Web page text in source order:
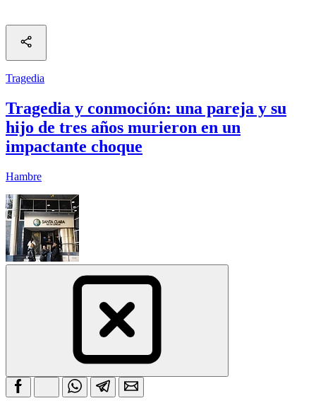
Tragedia
Tragedia y conmoción: una pareja y su
hijo de tres años murieron en un
impactante choque
Hambre